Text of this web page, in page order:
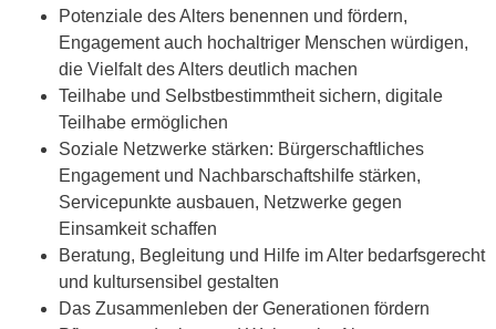
Potenziale des Alters benennen und fördern,
Engagement auch hochaltriger Menschen würdigen,
die Vielfalt des Alters deutlich machen
Teilhabe und Selbstbestimmtheit sichern, digitale
Teilhabe ermöglichen
Soziale Netzwerke stärken: Bürgerschaftliches
Engagement und Nachbarschaftshilfe stärken,
Servicepunkte ausbauen, Netzwerke gegen
Einsamkeit schaffen
Beratung, Begleitung und Hilfe im Alter bedarfsgerecht
und kultursensibel gestalten
Das Zusammenleben der Generationen fördern